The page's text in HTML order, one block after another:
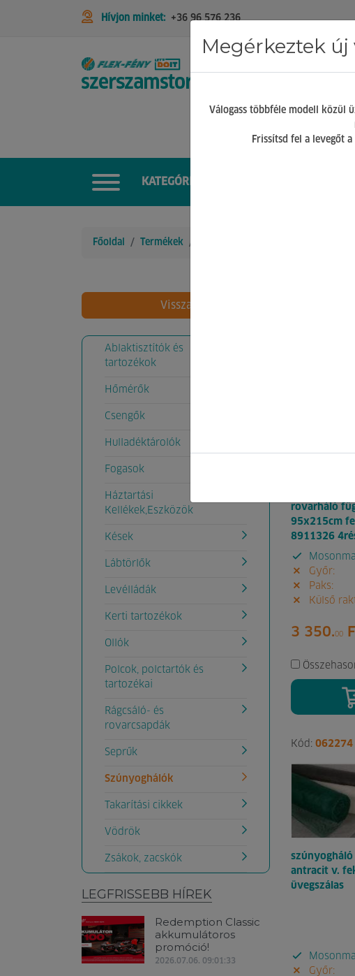
Hívjon minket: +36 96 576 236
STIHL Hírek
KATEGÓRIÁK
Főoldal Termékek
Vissza
Ablaktisztítók és
tartozékok
Hőmérők
Csengők
Hulladéktárolók
Fogasok
Háztartási
Kellékek,Eszközök
Kések
Lábtörlők
Levélládák
Kerti tartozékok
Ollók
Polcok, polctartók és
tartozékai
Rágcsáló- és
rovarcsapdák
Seprűk
Szúnyoghálók
Takarítási cikkek
Vödrök
Zsákok, zacskók
LEGFRISSEBB HÍREK
Redemption Classic
akkumulátoros
promóció!
2026.07.06. 09:01:33
26 db
rovarháló
95x215cm
8911326
Győr:
Paks:
Külső
3 350.00
Kód: 062274
szúnyogháló
antracit v.
üvegszálas
Győr:
Megérkeztek
Válogass többféle modell közül
Frissítsd fel a levegőt